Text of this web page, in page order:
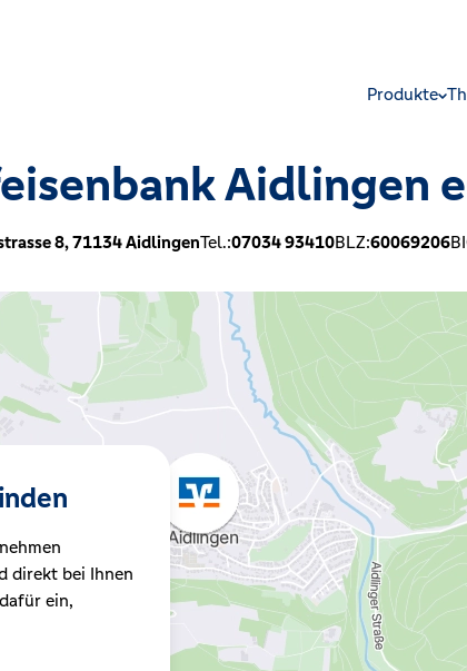
Produkte
Aidlingen
8,71134AidlingenTel.:07034 93410BLZ:60069206
direkt bei Ihnen
ein,